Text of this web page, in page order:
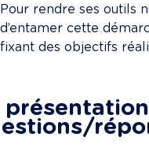
Pour rendre ses outils
d’entamer cette
fixant des objectifs